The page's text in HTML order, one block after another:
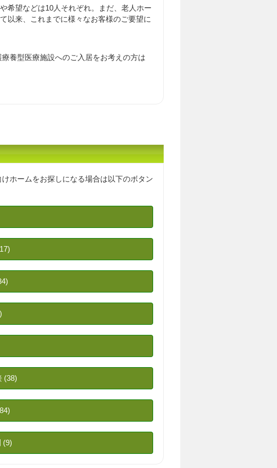
望などは10人それぞれ。まだ、老人ホー
以来、これまでに様々なお客様のご要望に
養型医療施設へのご入居をお考えの方は
ホームをお探しになる場合は以下のボタン